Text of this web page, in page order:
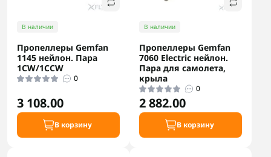
В наличии
Пропеллеры Gemfan
1145 нейлон. Пара
1CW/1CCW
0
3 108.00
В корзину
В наличии
Пропеллеры Gemfan
7060 Electric нейлон.
Пара для самолета,
крыла
0
2 882.00
В корзину